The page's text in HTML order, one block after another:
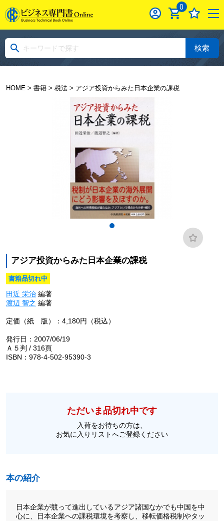
0
検索
HOME> 書籍> 税法> アジア投資からみた日本企業の課税
アジア投資からみた日本企業の課税
書籍品切れ中
田近 栄治編著
渡辺 智之 編著
定価（紙 版）：4,180円（税込）
発行日：2007/06/19
Ａ５判 / 316頁
ISBN：978-4-502-95390-3
ただいま品切れ中です
入荷をお待ちの方は、
お気に入りリストへご登録ください
本の紹介
日本企業が競って進出しているアジア諸国なかでも中国を中
心に、日本企業への課税環境を考察し、移転価格税制やタッ